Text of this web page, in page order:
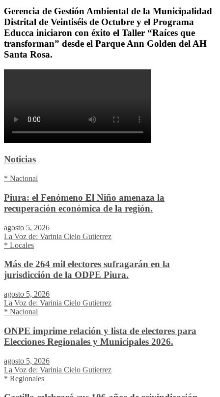
Gerencia de Gestión Ambiental de la Municipalidad
Distrital de Veintiséis de Octubre y el Programa
Educca iniciaron con éxito el Taller “Raíces que
transforman” desde el Parque Ann Golden del AH
Santa Rosa.
Noticias
* Nacional
Piura: el Fenómeno El Niño amenaza la
recuperación económica de la región.
agosto 5, 2026
La Voz de: Varinia Cielo Gutierrez
* Locales
Más de 264 mil electores sufragarán en la
jurisdicción de la ODPE Piura.
agosto 5, 2026
La Voz de: Varinia Cielo Gutierrez
* Nacional
ONPE imprime relación y lista de electores para
Elecciones Regionales y Municipales 2026.
agosto 5, 2026
La Voz de: Varinia Cielo Gutierrez
* Regionales